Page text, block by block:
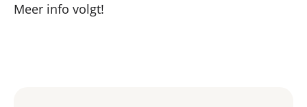
Meer info volgt!